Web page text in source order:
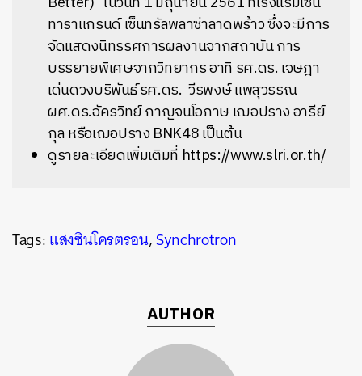
ทาราแกรนด์ เซ็นทรัลพลาซ่าลาดพร้าว ซึ่งจะมีการ
จัดแสดงนิทรรศการผลงานจากสถาบัน การ
บรรยายพิเศษจากวิทยากร อาทิ รศ.ดร. เจษฎา
เด่นดวงบริพันธ์ รศ.ดร. วีรพงษ์ แพสุวรรณ
ผศ.ดร.อัครวิทย์ กาญจนโอภาษ เฌอปราง อารีย์
กุล หรือเฌอปราง BNK48 เป็นต้น
ดูรายละเอียดเพิ่มเติมที่ https://www.slri.or.th/
Tags:แสงซินโครตรอน,Synchrotron
AUTHOR